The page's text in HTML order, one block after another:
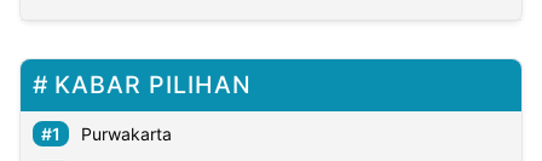
KABAR PILIHAN
Purwakarta